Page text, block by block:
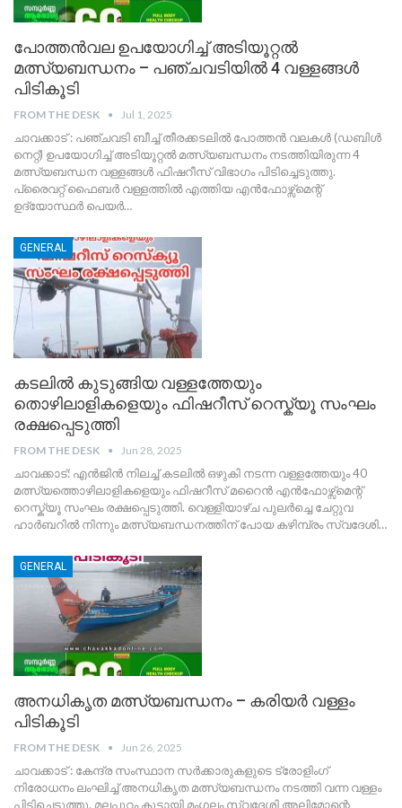
പോത്തൻവല ഉപയോഗിച്ച് അടിയൂറ്റൽ
മത്സ്യബന്ധനം – പഞ്ചവടിയിൽ 4 വള്ളങ്ങൾ
പിടികൂടി
FROM THE DESK Jul 1, 2025
ചാവക്കാട് : പഞ്ചവടി ബീച്ച് തീരക്കടലിൽ പോത്തൻ വലകൾ (ഡബിൾ
നെറ്റ്) ഉപയോഗിച്ച് അടിയൂറ്റൽ മത്സ്യബന്ധനം നടത്തിയിരുന്ന 4
മത്സ്യബന്ധന വള്ളങ്ങൾ ഫിഷറീസ് വിഭാഗം പിടിച്ചെടുത്തു.
പ്രൈവറ്റ് ഫൈബർ വള്ളത്തിൽ എത്തിയ എൻഫോഴ്സ്മെന്റ്
ഉദ്യോസ്ഥർ പെയർ…
GENERAL
കടലില്‍ കുടുങ്ങിയ വള്ളത്തേയും
തൊഴിലാളികളെയും ഫിഷറീസ് റെസ്ക്യൂ സംഘം
രക്ഷപ്പെടുത്തി
FROM THE DESK Jun 28, 2025
ചാവക്കാട്: എൻജിൻ നിലച്ച് കടലില്‍ ഒഴുകി നടന്ന വള്ളത്തേയും 40
മത്സ്യത്തൊഴിലാളികളെയും ഫിഷറീസ് മറൈൻ എൻഫോഴ്സ്മെന്റ്
റെസ്ക്യൂ സംഘം രക്ഷപ്പെടുത്തി. വെള്ളിയാഴ്ച പുലർച്ചെ ചേറ്റുവ
ഹാർബറിൽ നിന്നും മത്സ്യബന്ധനത്തിന് പോയ കഴിമ്പ്രം സ്വദേശി…
GENERAL
അനധികൃത മത്സ്യബന്ധനം – കരിയർ വള്ളം
പിടികൂടി
FROM THE DESK Jun 26, 2025
ചാവക്കാട് : കേന്ദ്ര സംസ്ഥാന സർക്കാരുകളുടെ ട്രോളിംഗ്
നിരോധനം ലംഘിച്ച് അനധികൃത മത്സ്യബന്ധനം നടത്തി വന്ന വള്ളം
പിടിച്ചെടുത്തു. മലപ്പുറം കുട്ടായി മംഗലം സ്വദേശി അലിമോന്റെ